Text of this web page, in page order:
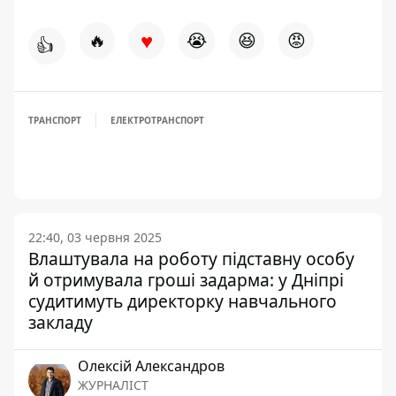
👍 🔥 ♥ 😭 😆 😡
ТРАНСПОРТ ЕЛЕКТРОТРАНСПОРТ
22:40, 03 червня 2025
Влаштувала на роботу підставну особу
й отримувала гроші задарма: у Дніпрі
судитимуть директорку навчального
закладу
Олексій Александров
ЖУРНАЛІСТ